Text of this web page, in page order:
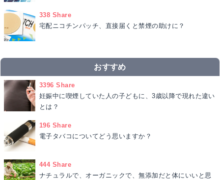
338 Share
宅配ニコチンパッチ、直接届くと禁煙の助けに？
おすすめ
3396 Share
妊娠中に喫煙していた人の子どもに、3歳以降で現れた違い
とは？
196 Share
電子タバコについてどう思いますか？
444 Share
ナチュラルで、オーガニックで、無添加だと体にいいと思